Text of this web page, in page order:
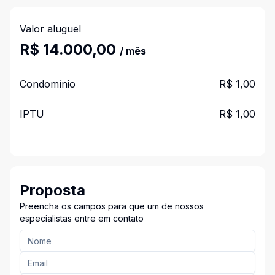
Valor aluguel
R$ 14.000,00 / mês
Condomínio R$ 1,00
IPTU R$ 1,00
Proposta
Preencha os campos para que um de nossos
especialistas entre em contato